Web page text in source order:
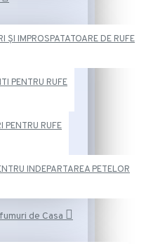
ȘI IMPROSPATATOARE DE RUFE
PENTRU RUFE
PENTRU RUFE
INDEPARTAREA PETELOR
de Casa